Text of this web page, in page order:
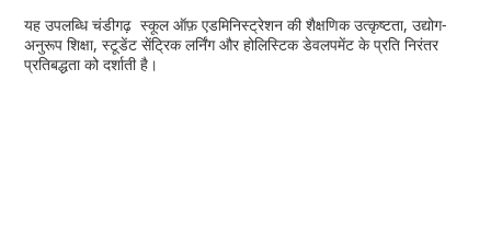
यह उपलब्धि चंडीगढ़ स्कूल ऑफ़ एडमिनिस्ट्रेशन की शैक्षणिक उत्कृष्टता, उद्योग-
अनुरूप शिक्षा, स्टूडेंट सेंट्रिक लर्निंग और होलिस्टिक डेवलपमेंट के प्रति निरंतर
प्रतिबद्धता को दर्शाती है।